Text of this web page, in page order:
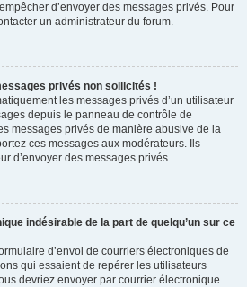
d’envoyer des messages privés. Pour
un administrateur du forum.
privés non sollicités !
les messages privés d’un utilisateur
depuis le panneau de contrôle de
messages privés de manière abusive de la
ces messages aux modérateurs. Ils
d’envoyer des messages privés.
indésirable de la part de quelqu’un sur ce
d’envoi de courriers électroniques de
qui essaient de repérer les utilisateurs
devriez envoyer par courrier électronique